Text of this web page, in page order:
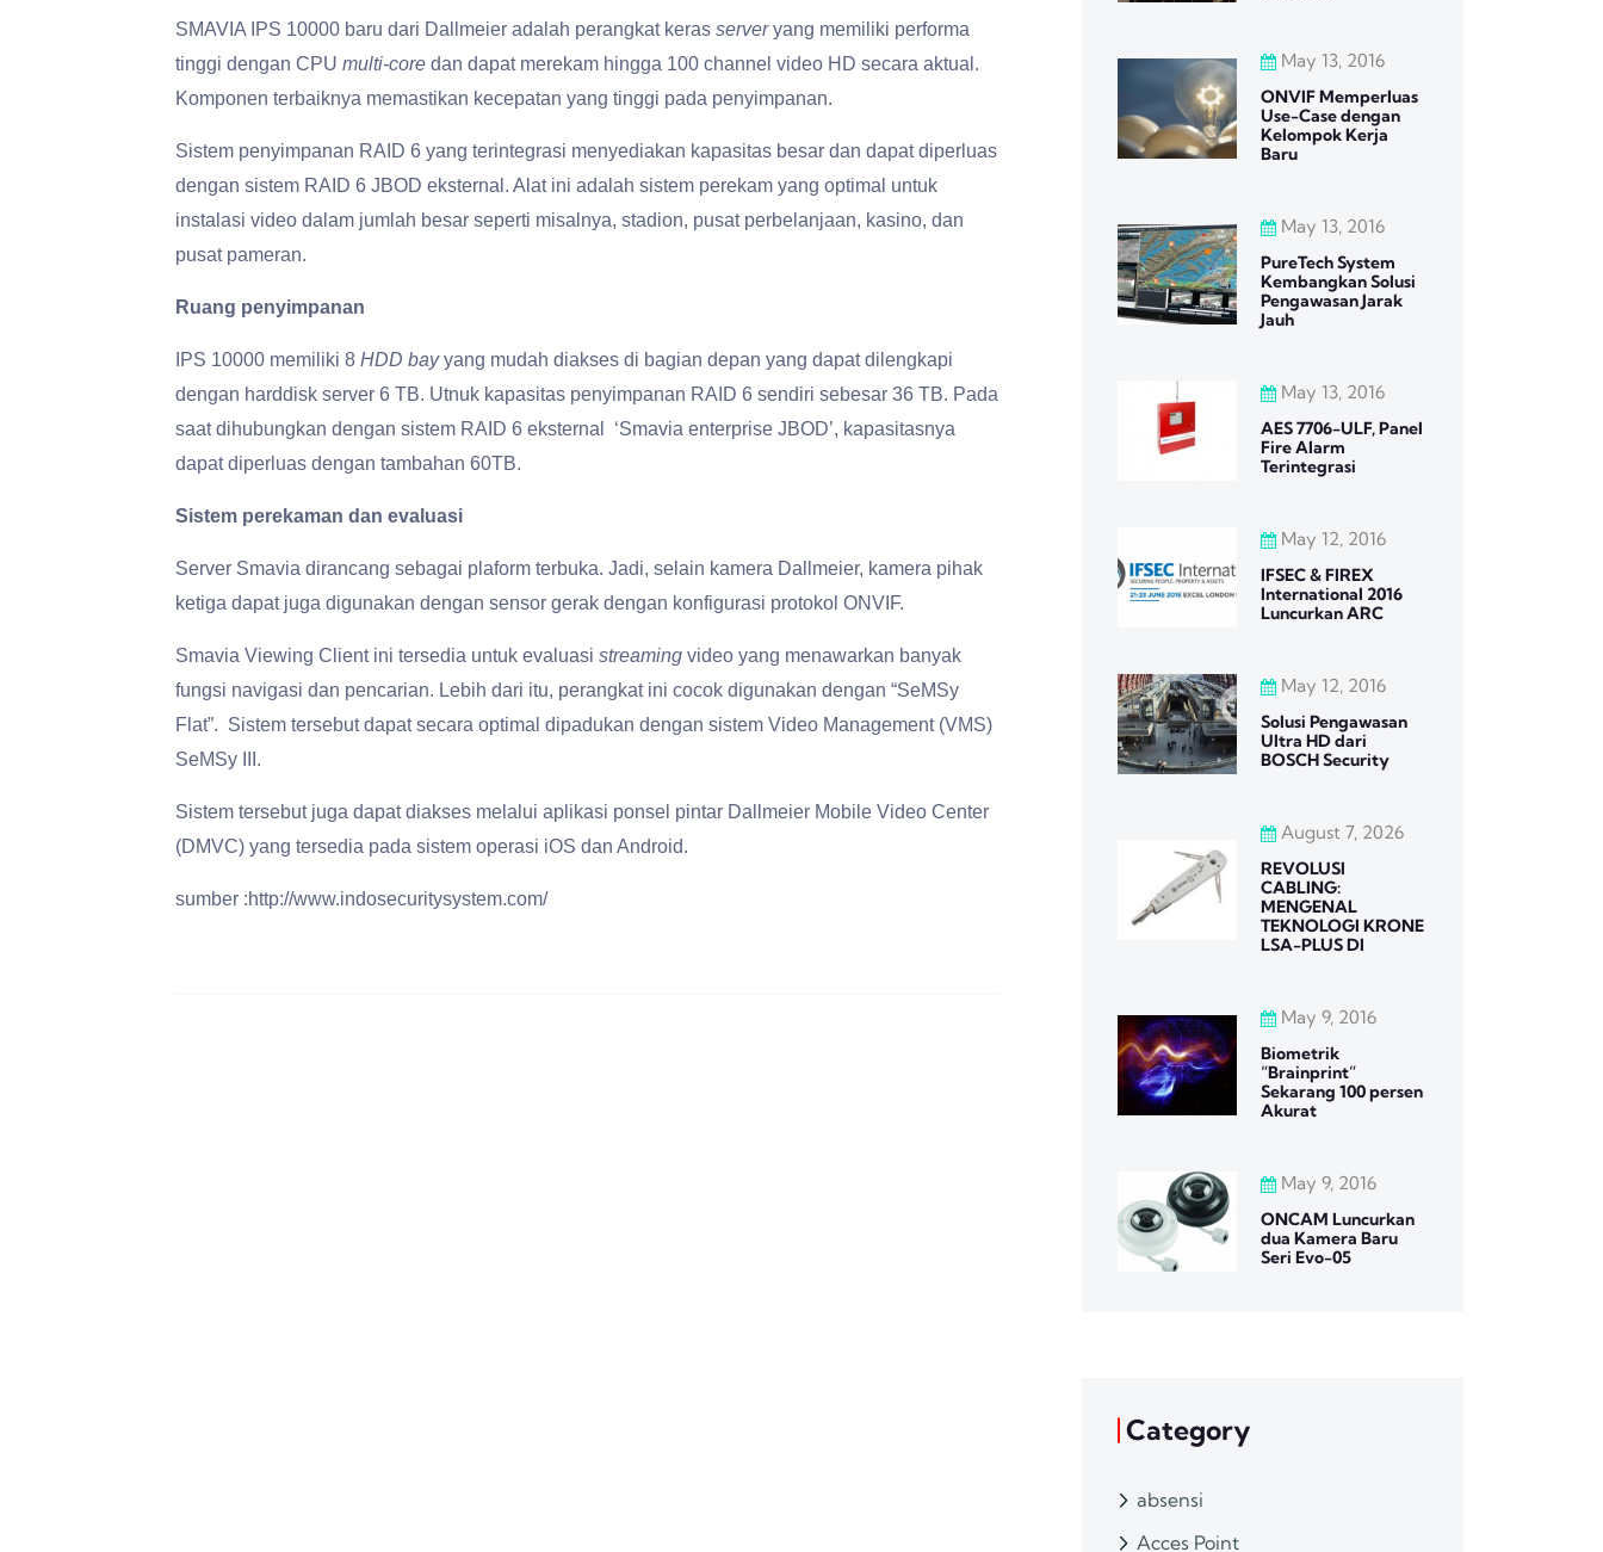
SMAVIA IPS 10000 baru dari Dallmeier adalah perangkat keras serveryang memiliki performa
tinggi dengan CPU multi-core dan dapat merekam hingga 100 channel video HD secara aktual.
Komponen terbaiknya memastikan kecepatan yang tinggi pada penyimpanan.
Sistem penyimpanan RAID 6 yang terintegrasi menyediakan kapasitas besar dan dapat diperluas
dengan sistem RAID 6 JBOD eksternal. Alat ini adalah sistem perekam yang optimal untuk
instalasi video dalam jumlah besar seperti misalnya, stadion, pusat perbelanjaan, kasino, dan
pusat pameran.
Ruang penyimpanan
IPS 10000 memiliki 8 HDD bayyang mudah diakses di bagian depan yang dapat dilengkapi
dengan harddisk server 6 TB. Utnuk kapasitas penyimpanan RAID 6 sendiri sebesar 36 TB. Pada
saat dihubungkan dengan sistem RAID 6 eksternal ‘Smavia enterprise JBOD’, kapasitasnya
dapat diperluas dengan tambahan 60TB.
Sistem perekaman dan evaluasi
Server Smavia dirancang sebagai plaform terbuka. Jadi, selain kamera Dallmeier, kamera pihak
ketiga dapat juga digunakan dengan sensor gerak dengan konfigurasi protokol ONVIF.
Smavia Viewing Client ini tersedia untuk evaluasi streaming video yang menawarkan banyak
fungsi navigasi dan pencarian. Lebih dari itu, perangkat ini cocok digunakan dengan “SeMSy
Flat”. Sistem tersebut dapat secara optimal dipadukan dengan sistem Video Management (VMS)
SeMSy III.
Sistem tersebut juga dapat diakses melalui aplikasi ponsel pintar Dallmeier Mobile Video Center
(DMVC) yang tersedia pada sistem operasi iOS dan Android.
sumber :http://www.indosecuritysystem.com/
May 13, 2016
ONVIF Memperluas
Use-Case dengan
Kelompok Kerja
Baru
May 13, 2016
PureTech System
Kembangkan Solusi
Pengawasan Jarak
Jauh
May 13, 2016
AES 7706-ULF, Panel
Fire Alarm
Terintegrasi
May 12, 2016
IFSEC & FIREX
International 2016
Luncurkan ARC
May 12, 2016
Solusi Pengawasan
Ultra HD dari
BOSCH Security
August 7, 2026
REVOLUSI
CABLING:
MENGENAL
TEKNOLOGI KRONE
LSA-PLUS DI
May 9, 2016
Biometrik
“Brainprint”
Sekarang 100 persen
Akurat
May 9, 2016
ONCAM Luncurkan
dua Kamera Baru
Seri Evo-05
Category
absensi
Acces Point